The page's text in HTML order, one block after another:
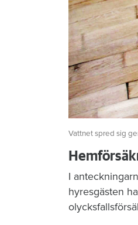
Vattnet spred sig
I
hyresgästen